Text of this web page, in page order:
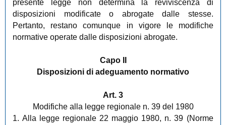
presente legge non determina la reviviscenza di
disposizioni modificate o abrogate dalle stesse.
Pertanto, restano comunque in vigore le modifiche
normative operate dalle disposizioni abrogate.
Capo II
Disposizioni di adeguamento normativo
Art. 3
Modifiche alla legge regionale n. 39 del 1980
1. Alla legge regionale 22 maggio 1980, n. 39 (Norme